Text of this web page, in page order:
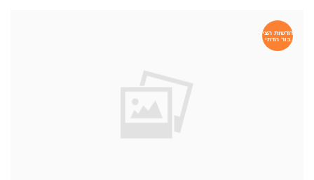
חדשות הצי
בור הדתי